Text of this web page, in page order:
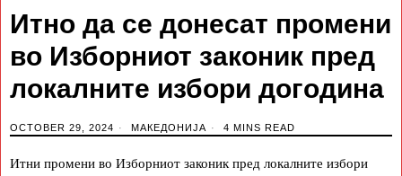
Итно да се донесат промени
во Изборниот законик пред
локалните избори догодина
OCTOBER 29, 2024 МАКЕДОНИЈА 4 MINS READ
Итни промени во Изборниот законик пред локалните избори